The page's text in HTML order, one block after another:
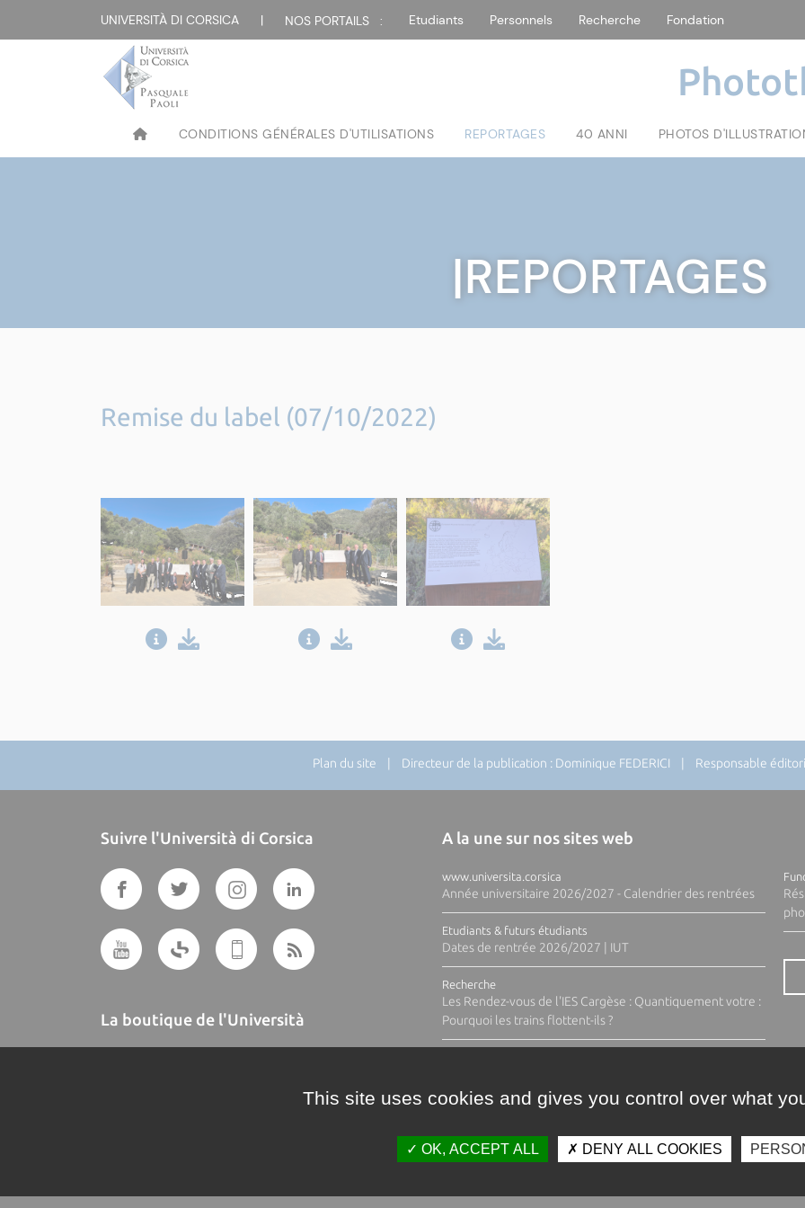
UNIVERSITÀ DI CORSICA | NOS PORTAILS : Etudiants Personnels Recherche Fondation
CONDITIONS GÉNÉRALES D'UTILISATIONS REPORTAGES 40 ANNI PHOTOS
|REPORTAGES
Remise du label (07/10/2022)
Plan du site | Directeur de la publication : Dominique FEDERICI | Responsable
Suivre l'Università di Corsica
La boutique de l'Università
A la une sur nos sites web
www.universita.corsica
Année universitaire 2026/2027 - Calendrier des rentrées
Etudiants & futurs étudiants
Dates de rentrée 2026/2027 | IUT
Recherche
Les Rendez-vous de l'IES Cargèse : Quantiquement votre :
Pourquoi les trains flottent-ils ?
This site uses cookies and gives you control over what
OK, ACCEPT ALL DENY ALL COOKIES